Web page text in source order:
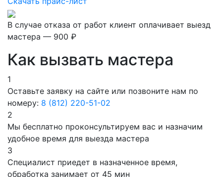
В случае отказа от работ клиент оплачивает выезд
мастера — 900 ₽
Как вызвать мастера
1
Оставьте заявку на сайте или позвоните нам по
номеру: 8 (812) 220-51-02
2
Мы бесплатно проконсультируем вас и назначим
удобное время для выезда мастера
3
Специалист приедет в назначенное время,
обработка занимает от 45 мин